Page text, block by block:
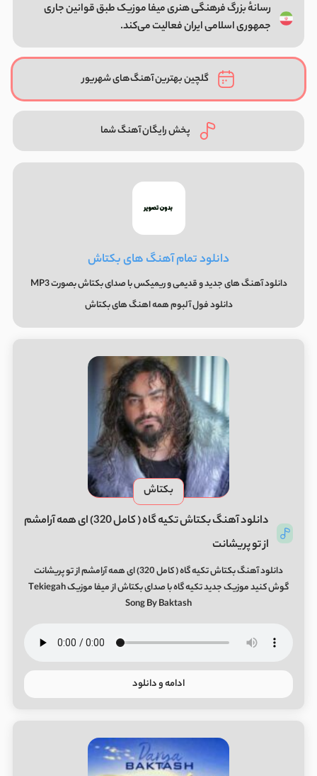
رسانهٔ بزرگ فرهنگی هنری میفا موزیک طبق قوانین جاری
جمهوری اسلامی ایران فعالیت می‌کند.
گلچین بهترین آهنگ‌های شهریور
پخش رایگان آهنگ شما
دانلود تمام آهنگ های بکتاش
دانلود آهنگ های جدید و قدیمی و ریمیکس با صدای بکتاش بصورت MP3
دانلود فول آلبوم همه اهنگ های بکتاش
بکتاش
دانلود آهنگ بکتاش تکیه گاه ( کامل 320) ای همه آرامشم
از تو پریشانت
دانلود آهنگ بکتاش تکیه گاه ( کامل 320) ای همه آرامشم از تو پریشانت
گوش کنید موزیک جدید تکیه گاه با صدای بکتاش از میفا موزیک Tekiegah
Song By Baktash
ادامه و دانلود